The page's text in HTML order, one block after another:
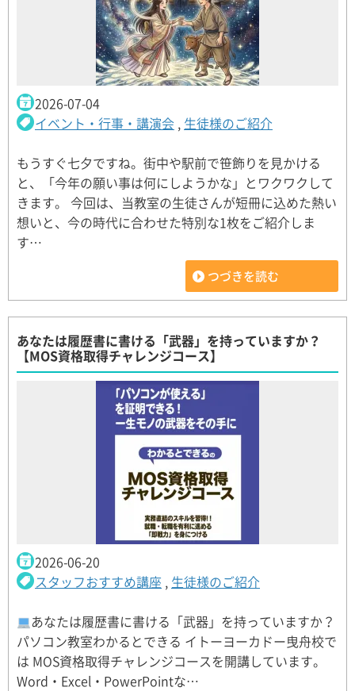
2026-07-04
イベント・行事・講演会 , 生徒様のご紹介
もうすぐ七夕ですね。街中や駅前で笹飾りを見かける
と、「今年の願い事は何にしようかな」とワクワクして
きます。 今回は、当教室の生徒さんが短冊に込めた熱い
想いと、今の時代に合わせた特別な1枚をご紹介しま
す…
つづきを読む
あなたは履歴書に書ける「武器」を持っていますか？
【MOS資格取得チャレンジコース】
2026-06-20
スタッフおすすめ講座 , 生徒様のご紹介
あなたは履歴書に書ける「武器」を持っていますか？
パソコン教室わかるとできる イトーヨーカドー曳舟校で
は MOS資格取得チャレンジコースを開講しています。
Word・Excel・PowerPointな…